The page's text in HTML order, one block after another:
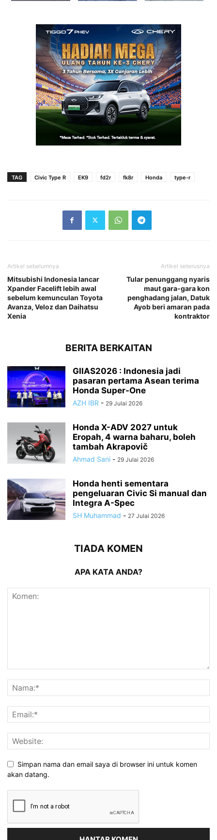
TAG Civic Type R EK9 fd2r fk8r Honda type-r
Artikel sebelumnya
Mitsubishi Indonesia lancar
Xpander Facelift lebih awal
sebelum kemunculan Toyota
Avanza, Veloz dan Daihatsu
Xenia
Artikel seterusnya
Tular penunggang nyaris
maut gara-gara kon
penghadang jalan, Datuk
Ayob beri amaran pada
kontraktor
BERITA BERKAITAN
GIIAS2026 : Indonesia jadi
pasaran pertama Asean terima
Honda Super-One
AZH IBR - 29 Julai 2026
Honda X-ADV 2027 untuk
Eropah, 4 warna baharu, boleh
tambah Akrapovič
Ahmad Sani - 29 Julai 2026
Honda henti sementara
pengeluaran Civic Si manual dan
Integra A-Spec
SH Muhammad - 27 Julai 2026
TIADA KOMEN
APA KATA ANDA?
Simpan nama dan email saya di browser ini untuk komen
akan datang.